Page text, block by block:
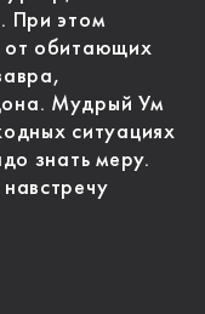
При этом
от обитающих
Мудрый Ум
ситуациях
знать меру.